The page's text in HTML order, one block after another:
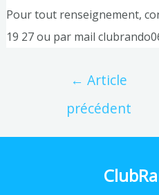
Pour tout renseignement,
19 27 ou par mail
← Article
précédent